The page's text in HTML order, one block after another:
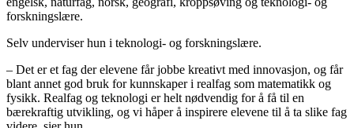
forskningslære.
Selv underviser hun i teknologi- og forskningslære.
– Det er et fag der elevene får jobbe kreativt med innovasjon, og får
blant annet god bruk for kunnskaper i realfag som matematikk og
fysikk. Realfag og teknologi er helt nødvendig for å få til en
bærekraftig utvikling, og vi håper å inspirere elevene til å ta slike fag